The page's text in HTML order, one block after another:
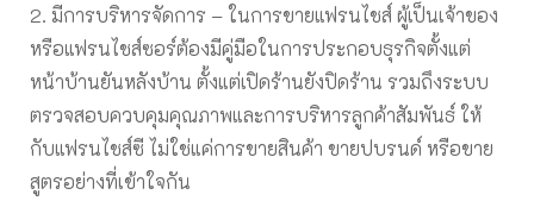
2. มีการบริหารจัดการ – ในการขายแฟรนไชส์ ผู้เป็นเจ้าของ
หรือแฟรนไชส์ซอร์ต้องมีคู่มือในการประกอบธุรกิจตั้งแต่
หน้าบ้านยันหลังบ้าน ตั้งแต่เปิดร้านยังปิดร้าน รวมถึงระบบ
ตรวจสอบควบคุมคุณภาพและการบริหารลูกค้าสัมพันธ์ ให้
กับแฟรนไชส์ซี ไม่ใช่แค่การขายสินค้า ขายปบรนด์ หรือขาย
สูตรอย่างที่เข้าใจกัน